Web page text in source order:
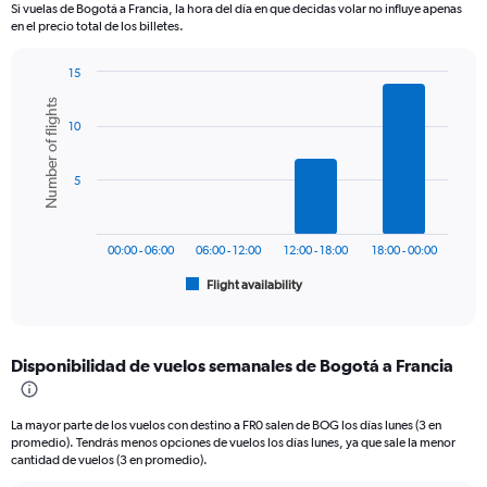
The
chart
axis
displaying
values.
Range:
Si vuelas de Bogotá a Francia, la hora del día en que decidas volar no influye apenas
en el precio total de los billetes.
chart
with
bars.
The
Range:
6
The
chart
Chart
graphic.
Number of flights
Flight availability
00:00 - 06:00 06:00 - 12:00 12:00 - 18:00 18:00 - 00:00
5
10
15
Disponibilidad de vuelos semanales de Bogotá a Francia
La mayor parte de los vuelos con destino a FR0 salen de BOG los días lunes (3 en
promedio). Tendrás menos opciones de vuelos los días lunes, ya que sale la menor
cantidad de vuelos (3 en promedio).